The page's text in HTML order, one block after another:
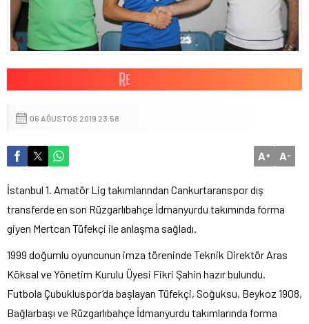
06 AĞUSTOS 2019 23:58
A+ A-
İstanbul 1. Amatör Lig takımlarından Cankurtaranspor dış
transferde en son Rüzgarlıbahçe İdmanyurdu takımında forma
giyen Mertcan Tüfekçi ile anlaşma sağladı.
1999 doğumlu oyuncunun imza töreninde Teknik Direktör Aras
Köksal ve Yönetim Kurulu Üyesi Fikri Şahin hazır bulundu.
Futbola Çubukluspor’da başlayan Tüfekçi, Soğuksu, Beykoz 1908,
Bağlarbaşı ve Rüzgarlıbahçe İdmanyurdu takımlarında forma